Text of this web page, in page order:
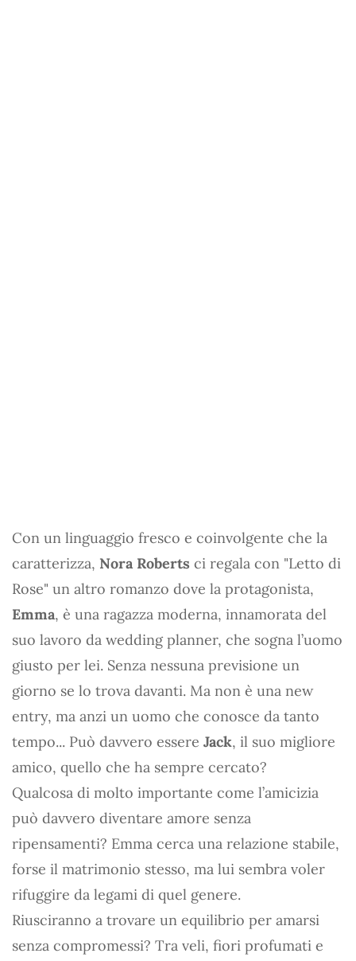
Con un linguaggio fresco e coinvolgente che la
caratterizza, Nora Roberts ci regala con "Letto di
Rose" un altro romanzo dove la protagonista,
Emma, è una ragazza moderna, innamorata del
suo lavoro da wedding planner, che sogna l’uomo
giusto per lei. Senza nessuna previsione un
giorno se lo trova davanti. Ma non è una new
entry, ma anzi un uomo che conosce da tanto
tempo... Può davvero essere Jack, il suo migliore
amico, quello che ha sempre cercato?
Qualcosa di molto importante come l’amicizia
può davvero diventare amore senza
ripensamenti? Emma cerca una relazione stabile,
forse il matrimonio stesso, ma lui sembra voler
rifuggire da legami di quel genere.
Riusciranno a trovare un equilibrio per amarsi
senza compromessi? Tra veli, fiori profumati e